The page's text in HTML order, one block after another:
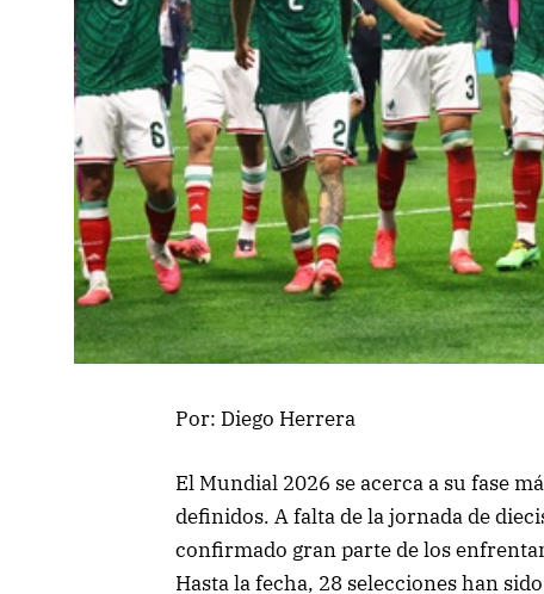
Por: Diego Herrera
El Mundial 2026 se acerca a su fase
definidos. A falta de la jornada de
confirmado gran parte de los
Hasta la fecha, 28 selecciones han